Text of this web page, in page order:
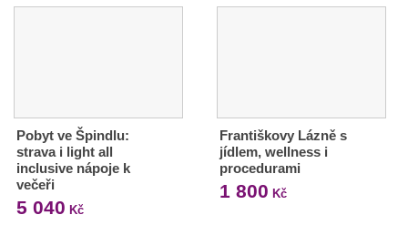
Pobyt ve Špindlu:
strava i light all
inclusive nápoje k
večeři
5 040 Kč
Františkovy Lázně s
jídlem, wellness i
procedurami
1 800 Kč